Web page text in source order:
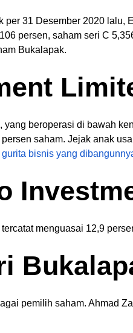
31 Desember 2020
persen, saham seri C
Bukalapak.
beroperasi di bawah
saham. Jejak anak
bisnis yang
menguasai 12,9
pemilih saham. Ahmad